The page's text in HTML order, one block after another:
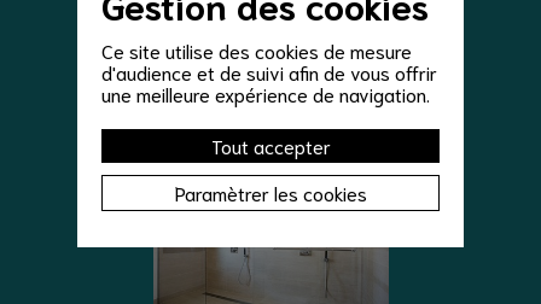
Ce site utilise des cookies de mesure
d'audience et de suivi afin de vous offrir
une meilleure expérience de navigation.
Tout accepter
Paramètrer les cookies
CLAIR
8,00 €
VOIR LE DÉTAIL